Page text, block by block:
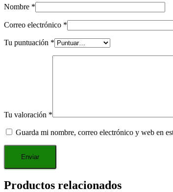
Nombre *
Correo electrónico *
Tu puntuación *
Tu valoración *
Guarda mi nombre, correo electrónico y web en
Productos relacionados